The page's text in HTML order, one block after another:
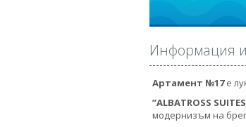
Информация
Артамент №17е
”ALBATROSS
модернизъм на